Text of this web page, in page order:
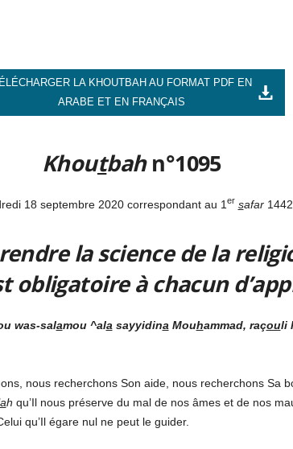
LA KHOUTBAH AU FORMAT PDF EN
ARABE ET EN FRANÇAIS
Khoutbahn°1095
18 septembre 2020 correspondant au 1 er safar1442
la science de la
obligatoire à chacun
was-salamou ^ala sayyidina Mouhammad, raçouli
nous recherchons Son aide, nous recherchons Sa
ah qu’Il nous préserve du mal de nos âmes et de nos
qu’Il égare nul ne peut le guider.